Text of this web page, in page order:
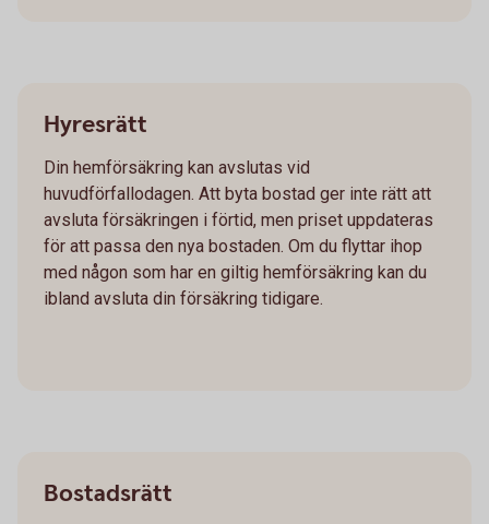
Hyresrätt
Din hemförsäkring kan avslutas vid
huvudförfallodagen. Att byta bostad ger inte rätt att
avsluta försäkringen i förtid, men priset uppdateras
för att passa den nya bostaden. Om du flyttar ihop
med någon som har en giltig hemförsäkring kan du
ibland avsluta din försäkring tidigare.
Bostadsrätt